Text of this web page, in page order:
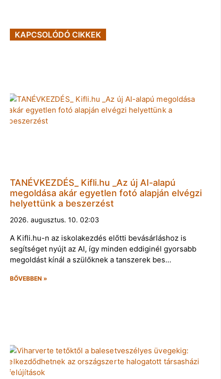
KAPCSOLÓDÓ CIKKEK
TANÉVKEZDÉS_ Kifli.hu _Az új AI-alapú
megoldása akár egyetlen fotó alapján elvégzi
helyettünk a beszerzést
2026. augusztus. 10. 02:03
A Kifli.hu-n az iskolakezdés előtti bevásárláshoz is
segítséget nyújt az AI, így minden eddiginél gyorsabb
megoldást kínál a szülőknek a tanszerek bes…
BŐVEBBEN »